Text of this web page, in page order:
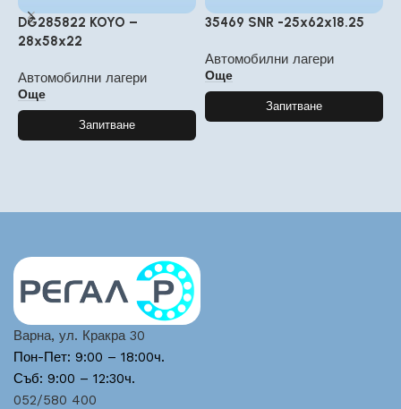
DG285822 KOYO –
28x58x22
Автомобилни лагери
Още
Запитване
35469 SNR -25x62x18.25
Автомобилни лагери
Още
Запитване
Варна, ул. Кракра 30
Пон-Пет: 9:00 – 18:00ч.
Съб: 9:00 – 12:30ч.
052/580 400